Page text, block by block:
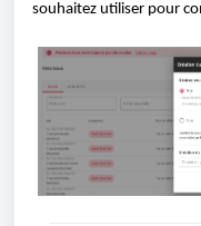
souhaitez utiliser pour